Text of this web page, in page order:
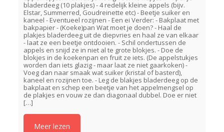
bladerdeeg (10 plakjes) - 4 redelijk kleine appels (bijv.
Elstar, Summerred, Goudreinette etc) - Beetje suiker en
kaneel - Eventueel rozijnen - Een ei Verder: - Bakplaat met
bakpapier - (Koeke)pan Wat moet je doen? - Haal de
plakjes bladerdeeg uit de diepvries en haal ze van elkaar
- laat ze een beetje ontdooien. - Schil ondertussen de
appels en snijd ze in niet al te grote blokjes. - Doe de
blokjes in de koekenpan en fruit ze iets. (De appelstukjes
worden dan iets glazig - maar laat ze niet gaarkoken) -
Voeg dan naar smaak wat suiker (kristal of basterd),
kaneel en rozijnen toe. - Leg de blakjes bladerdeeg op de
bakplaat en schep een beetje van het appelmengsel op
de plakjes en vouw ze dan diagonaal dubbel. Doe er niet
[…]
Meer lezen